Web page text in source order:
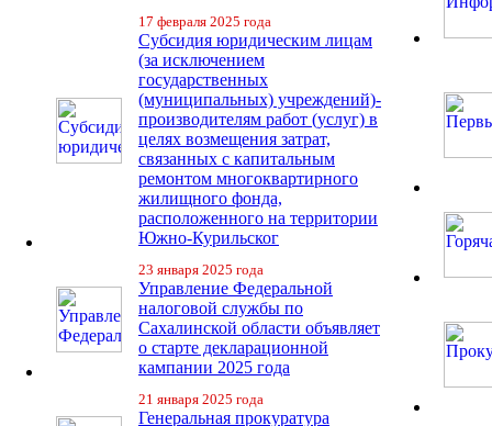
17 февраля 2025 года
Субсидия юридическим лицам
(за исключением
государственных
(муниципальных) учреждений)-
производителям работ (услуг) в
целях возмещения затрат,
связанных с капитальным
ремонтом многоквартирного
жилищного фонда,
расположенного на территории
Южно-Курильског
23 января 2025 года
Управление Федеральной
налоговой службы по
Сахалинской области объявляет
о старте декларационной
кампании 2025 года
21 января 2025 года
Генеральная прокуратура